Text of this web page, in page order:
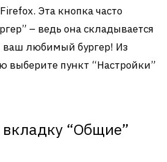
Эта кнопка часто
– ведь она складывается
ваш любимый бургер! Из
пункт “Настройки”
“Общие”